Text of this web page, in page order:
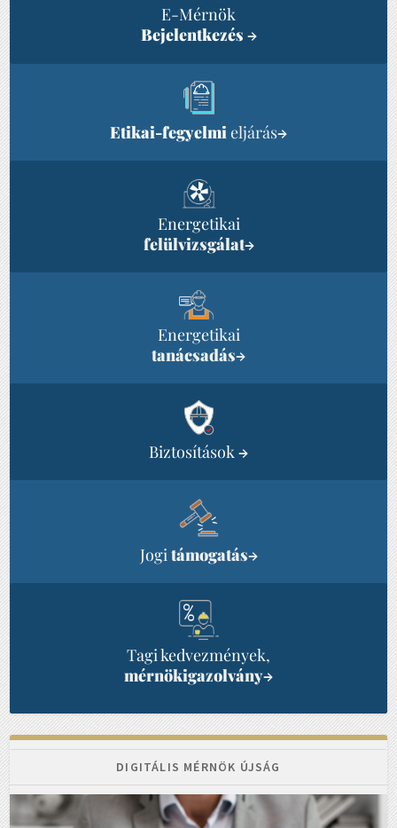
E-Mérnök
Bejelentkezés →
Etikai-fegyelmi eljárás→
Energetikai
felülvizsgálat→
Energetikai
tanácsadás→
Biztosítások→
Jogi támogatás→
Tagi kedvezmények,
mérnökigazolvány→
DIGITÁLIS MÉRNÖK ÚJSÁG